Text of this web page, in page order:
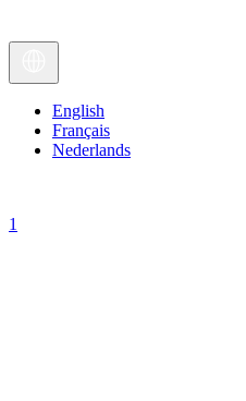
English
Français
Nederlands
1